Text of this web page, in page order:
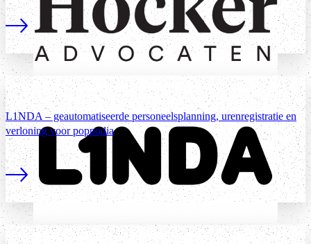
Lees meer
L1NDA – geautomatiseerde personeelsplanning, urenregistratie en
verloning voor poppodia
Lees meer